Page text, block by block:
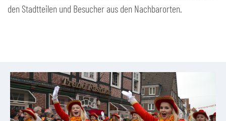
den Stadtteilen und Besucher aus den Nachbarorten.